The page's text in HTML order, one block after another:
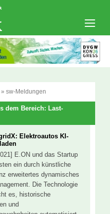
» sw-Meldungen
dem Bereich: Last-
Elektroautos KI-
E.ON und das Startup
ein durch künstliche
erweitertes dynamisches
Die Technologie
es, historische
und